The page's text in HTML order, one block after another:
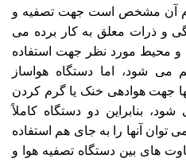
نام آن مشخص است جهت تصفیه و
و ذرات معلق به کار برده می‌
و محیط مورد نظر جهت استفاده
می‌ شود، اما دستگاه هواساز
جهت هوادهی خنک یا گرم کردن
بنابراین دو دستگاه کاملاً
توان آنها را به جای هم استفاده
های بین دستگاه تصفیه هوا و